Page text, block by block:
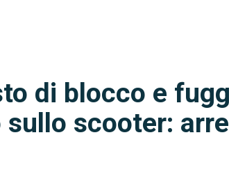
di blocco e
scooter: